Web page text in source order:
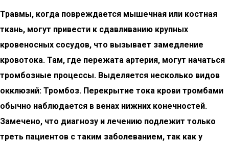
Травмы, когда повреждается мышечная или костная
ткань, могут привести к сдавливанию крупных
кровеносных сосудов, что вызывает замедление
кровотока. Там, где пережата артерия, могут начаться
тромбозные процессы. Выделяется несколько видов
окклюзий: Тромбоз. Перекрытие тока крови тромбами
обычно наблюдается в венах нижних конечностей.
Замечено, что диагнозу и лечению подлежит только
треть пациентов с таким заболеванием, так как у